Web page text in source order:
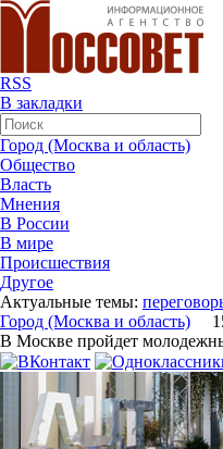
RSS
В закладки
Город (Москва и область)
Общество
Власть
Мнения
В России
В мире
Происшествия
Другое
Актуальные темы:
Город (Москва и область)
В Москве пройдет